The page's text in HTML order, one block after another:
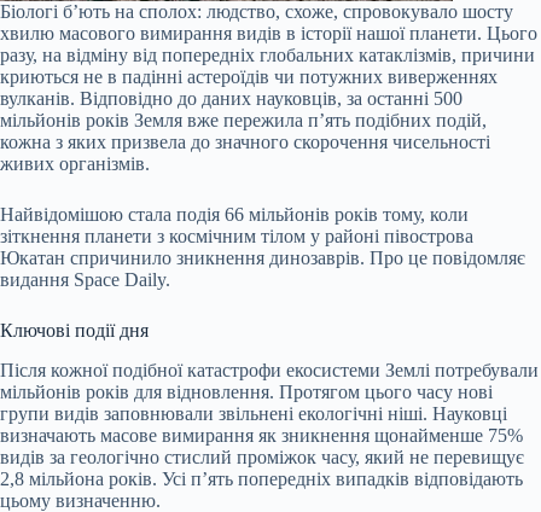
Біологі б’ють на сполох: людство, схоже, спровокувало шосту
хвилю масового вимирання видів в історії нашої планети. Цього
разу, на відміну від попередніх глобальних катаклізмів, причини
криються не в падінні астероїдів чи потужних виверженнях
вулканів. Відповідно до даних науковців, за останні 500
мільйонів років Земля вже пережила п’ять подібних подій,
кожна з яких призвела до значного скорочення чисельності
живих організмів.
Найвідомішою стала подія 66 мільйонів років тому, коли
зіткнення планети з космічним тілом у районі півострова
Юкатан спричинило зникнення динозаврів. Про це повідомляє
видання Space Daily.
Ключові події дня
Після кожної подібної катастрофи екосистеми Землі потребували
мільйонів років для відновлення. Протягом цього часу нові
групи видів заповнювали звільнені екологічні ніші. Науковці
визначають масове вимирання як зникнення щонайменше 75%
видів за геологічно стислий проміжок часу, який не перевищує
2,8 мільйона років. Усі п’ять попередніх випадків відповідають
цьому визначенню.